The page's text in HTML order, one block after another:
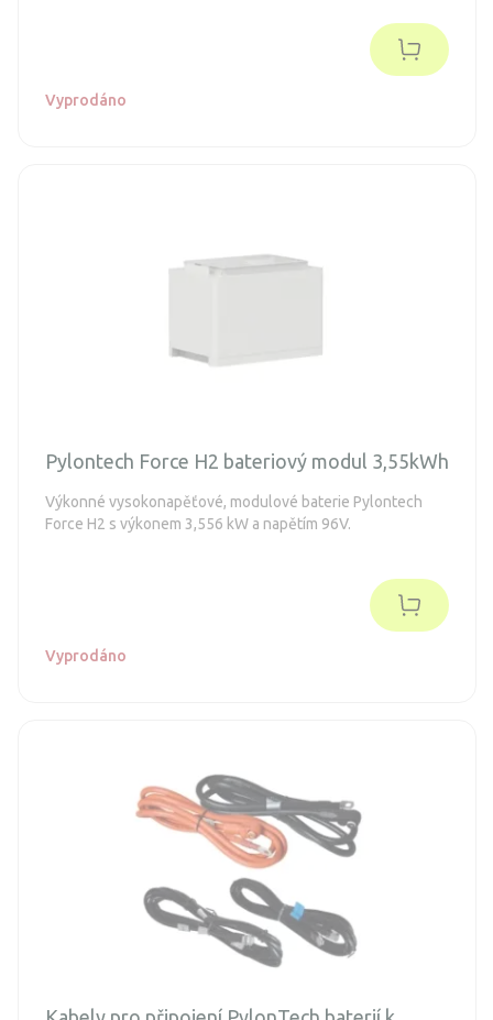
10,24 do 35,8 kWh na věž (2 až 7 bateriových modulů).
Možnost paralelního zapojení až 6 bateriových věží -
Vyprodáno
Pylontech Force H2 bateriový modul 3,55kWh
Výkonné vysokonapěťové, modulové baterie Pylontech
Force H2 s výkonem 3,556 kW a napětím 96V.
Vyprodáno